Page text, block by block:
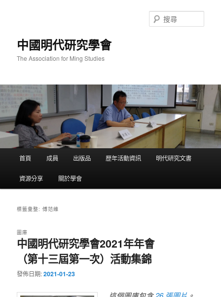
中國明代研究學會
The Association for Ming Studies
尋
首頁 成員 出版品 歷年活動資訊 明代研究文書
資源分享 關於學會
標籤彙整:傅范維
中國明代研究學會2021年年會
（第十三屆第一次）活動集錦
圖庫
發佈日期:2021-01-23